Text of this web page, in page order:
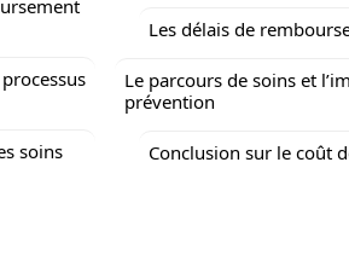
soins
Les délais de
Le parcours de soins et
prévention
Conclusion sur le coût